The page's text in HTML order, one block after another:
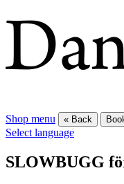
Shop menu « Back
Select language
SLOWBUGG